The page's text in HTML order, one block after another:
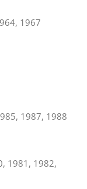
1967
1987, 1988
1981, 1982,